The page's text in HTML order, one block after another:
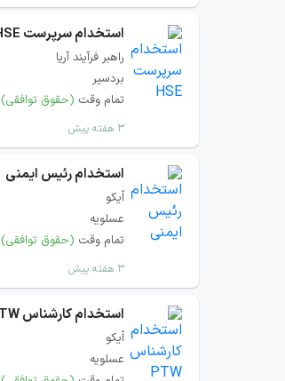
استخدام سرپرست HSE
راهبر فرآیند آریا
بردسیر
تمام وقت (حقوق توافقی)
۳ هفته پیش
استخدام رئیس ایمنی
اُیکو
عسلویه
تمام وقت (حقوق توافقی)
۳ هفته پیش
استخدام کارشناس PTW
اُیکو
عسلویه